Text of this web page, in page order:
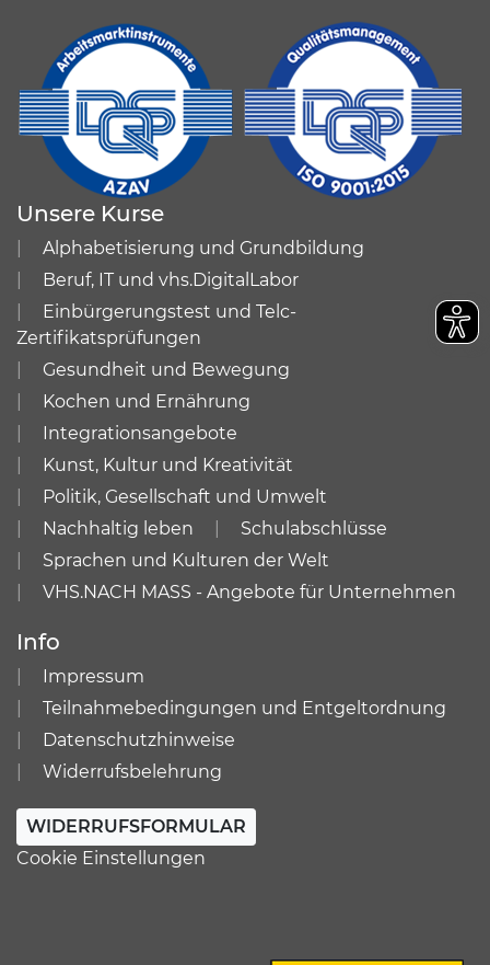
Unsere Kurse
Alphabetisierung und Grundbildung
Beruf, IT und vhs.DigitalLabor
Einbürgerungstest und Telc-
Zertifikatsprüfungen
Gesundheit und Bewegung
Kochen und Ernährung
Integrationsangebote
Kunst, Kultur und Kreativität
Politik, Gesellschaft und Umwelt
Nachhaltig leben
Schulabschlüsse
Sprachen und Kulturen der Welt
VHS.NACH MASS - Angebote für Unternehmen
Info
Impressum
Teilnahmebedingungen und Entgeltordnung
Datenschutzhinweise
Widerrufsbelehrung
WIDERRUFSFORMULAR
Cookie Einstellungen